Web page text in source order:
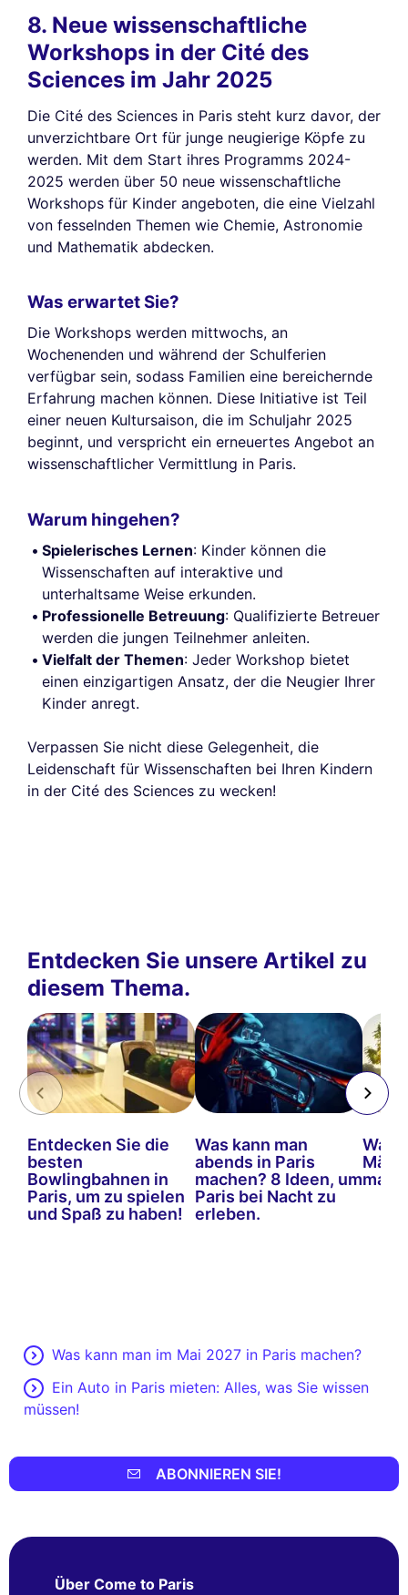
8. Neue wissenschaftliche
Workshops in der Cité des
Sciences im Jahr 2025
Die Cité des Sciences in Paris steht kurz davor, der
unverzichtbare Ort für junge neugierige Köpfe zu
werden. Mit dem Start ihres Programms 2024-
2025 werden über 50 neue wissenschaftliche
Workshops für Kinder angeboten, die eine Vielzahl
von fesselnden Themen wie Chemie, Astronomie
und Mathematik abdecken.
Was erwartet Sie?
Die Workshops werden mittwochs, an
Wochenenden und während der Schulferien
verfügbar sein, sodass Familien eine bereichernde
Erfahrung machen können. Diese Initiative ist Teil
einer neuen Kultursaison, die im Schuljahr 2025
beginnt, und verspricht ein erneuertes Angebot an
wissenschaftlicher Vermittlung in Paris.
Warum hingehen?
Spielerisches Lernen: Kinder können die
Wissenschaften auf interaktive und
unterhaltsame Weise erkunden.
Professionelle Betreuung: Qualifizierte Betreuer
werden die jungen Teilnehmer anleiten.
Vielfalt der Themen: Jeder Workshop bietet
einen einzigartigen Ansatz, der die Neugier Ihrer
Kinder anregt.
Verpassen Sie nicht diese Gelegenheit, die
Leidenschaft für Wissenschaften bei Ihren Kindern
in der Cité des Sciences zu wecken!
Entdecken Sie unsere Artikel zu
diesem Thema.
Entdecken Sie die
besten
Bowlingbahnen in
Paris, um zu spielen
und Spaß zu haben!
Was kann man
abends in Paris
machen? 8 Ideen, um
Paris bei Nacht zu
erleben.
Was
März
Was kann man im Mai 2027 in Paris machen?
Ein Auto in Paris mieten: Alles, was Sie wissen
müssen!
ABONNIEREN SIE!
Über Come to Paris